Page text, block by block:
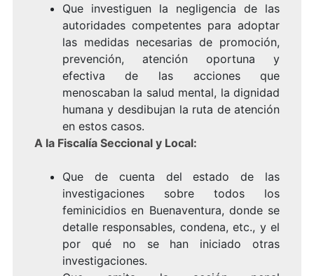
Que investiguen la negligencia de las
autoridades competentes para adoptar
las medidas necesarias de promoción,
prevención, atención oportuna y
efectiva de las acciones que
menoscaban la salud mental, la dignidad
humana y desdibujan la ruta de atención
en estos casos.
A la Fiscalía Seccional y Local:
Que de cuenta del estado de las
investigaciones sobre todos los
feminicidios en Buenaventura, donde se
detalle responsables, condena, etc., y el
por qué no se han iniciado otras
investigaciones.